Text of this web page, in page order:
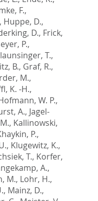
F.,
, Huppe, D.,
D., Frick,
P.,
T.,
B., Graf, R.,
M.,
K. -H.,
W. P.,
A., Jagel-
, Kallinowski,
P.,
, Klugewitz, K.,
T., Korfer,
A.,
M., Lohr, H.,
, Mainz, D.,